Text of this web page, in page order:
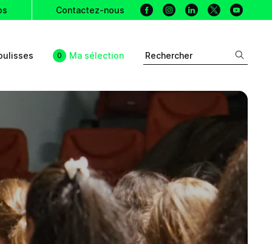
Contactez-nous Facebook
Instagram
Linkedin
X
Ma sélection Rechercher